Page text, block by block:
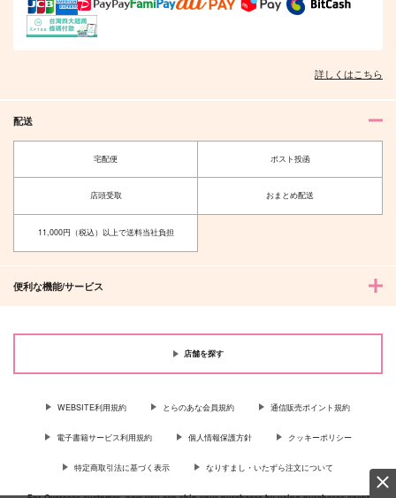
離した話（オマケな
し）
ESplus
爆豪勝己×緑谷出久
し】
アゴビカリばなな
大倶利伽羅×燭台切光忠
脱落者 山姥切長義
カート
君とつむぐ物語
専売 1,100円（税込）
カート
いずれの人にも、その
人の本を
（税込）
カート
詳しくはこちら
配送
宅配便 ポスト投函
店頭受取 おまとめ配送
11,000円（税込）以上で送料当社負担
便利な機能/サービス
店舗を探す
WEBSITE利用規約 とらのあな会員規約 通信販売ポイント規約
電子書籍サービス利用規約 個人情報保護方針 クッキーポリシー
特定商取引法に基づく表示 なりすまし・いたずら注文について